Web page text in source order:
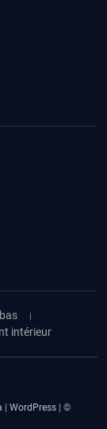
intérieur
|WordPress | ©